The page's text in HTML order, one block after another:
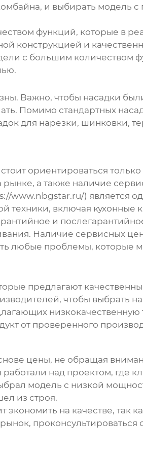
, и выбирать модель
функций, которые в
конструкцией и
с большим количеством
Важно, чтобы насадки
Помимо стандартных
для нарезки, шинковки,
ориентироваться
а также наличие
) является
техники, включая кухонные
и
Наличие сервисных
любые проблемы, которые
предлагают
чтобы выбрать
низкокачественную
от проверенного
цены, не обращая
над проектом, где
модель с низкой
из строя.
на качестве, так
проконсультироваться